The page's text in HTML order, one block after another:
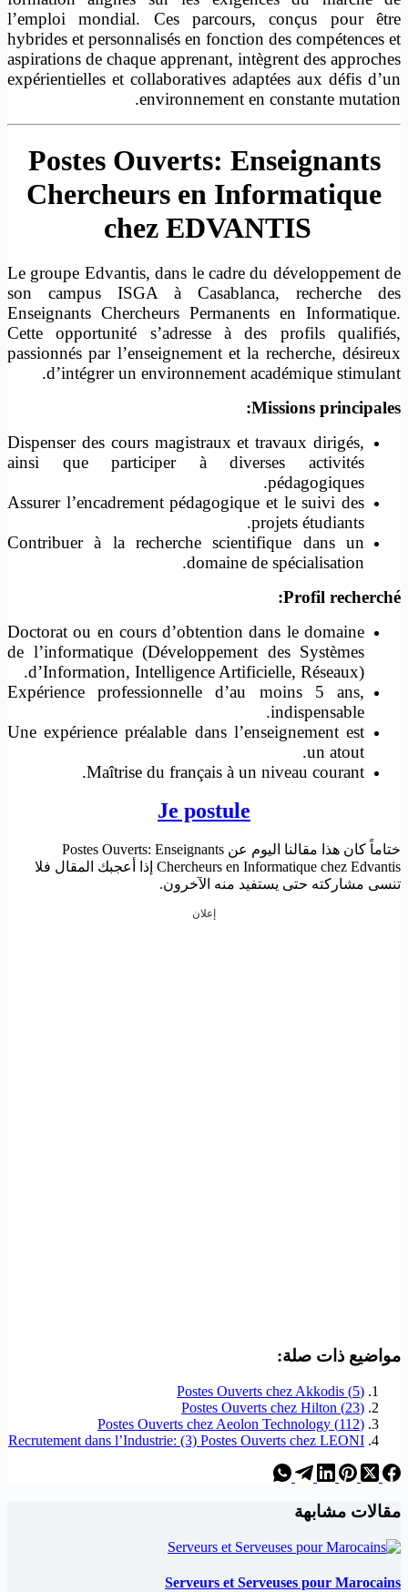
l’emploi mondial. Ces parcours, conçus pour être
hybrides et personnalisés en fonction des compétences et
aspirations de chaque apprenant, intègrent des approches
expérientielles et collaboratives adaptées aux défis d’un
environnement en constante mutation.
Postes Ouverts: Enseignants
Chercheurs en Informatique
chez EDVANTIS
Le groupe Edvantis, dans le cadre du développement de
son campus ISGA à Casablanca, recherche des
Enseignants Chercheurs Permanents en Informatique.
Cette opportunité s’adresse à des profils qualifiés,
passionnés par l’enseignement et la recherche, désireux
d’intégrer un environnement académique stimulant.
Missions principales:
Dispenser des cours magistraux et travaux dirigés,
ainsi que participer à diverses activités
pédagogiques.
Assurer l’encadrement pédagogique et le suivi des
projets étudiants.
Contribuer à la recherche scientifique dans un
domaine de spécialisation.
Profil recherché:
Doctorat ou en cours d’obtention dans le domaine
de l’informatique (Développement des Systèmes
d’Information, Intelligence Artificielle, Réseaux).
Expérience professionnelle d’au moins 5 ans,
indispensable.
Une expérience préalable dans l’enseignement est
un atout.
Maîtrise du français à un niveau courant.
Je postule
ختاماً كان هذا مقالنا اليوم عن Postes Ouverts: Enseignants
Chercheurs en Informatique chez Edvantis إذا أعجبك المقال فلا
تنسى مشاركته حتى يستفيد منه الآخرون.
إعلان
مواضيع ذات صلة:
(5) Postes Ouverts chez Akkodis
(23) Postes Ouverts chez Hilton
(112) Postes Ouverts chez Aeolon Technology
Recrutement dans l’Industrie: (3) Postes Ouverts chez LEONI
مقالات مشابهة
Serveurs et Serveuses pour Marocains